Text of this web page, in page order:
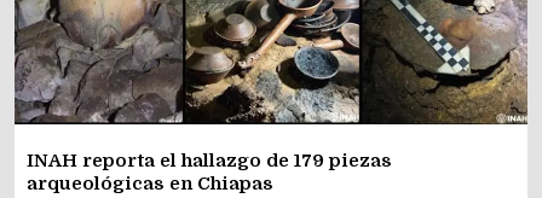
INAH reporta el hallazgo de 179 piezas
arqueológicas en Chiapas